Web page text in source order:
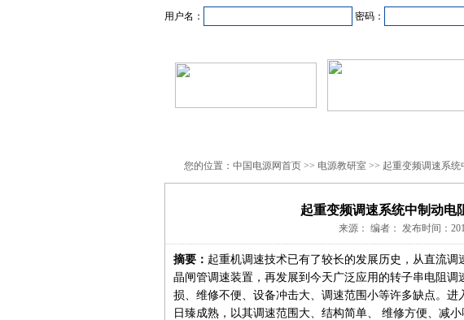
用户名： 密码：
您的位置：中国电源网首页 >> 电源教研室 >> 起重变频调速系
起重变频调速系统中制动电
来源： 编者： 发布时间：
摘要： 起重机调速技术已有了较长的发展历史，从直流
晶闸管调速装置，再发展到今天广泛应用的转子串电阻调
损、维修不便、设备冲击大、调速范围小等许多缺点。进
日臻成熟，以其调速范围大、结构简单、 维修方便、减